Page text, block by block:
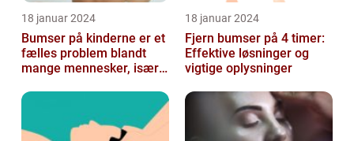
18 januar 2024
Bumser på kinderne er et
fælles problem blandt
mange mennesker, især
kosmetikfor...
18 januar 2024
Fjern bumser på 4 timer:
Effektive løsninger og
vigtige oplysninger